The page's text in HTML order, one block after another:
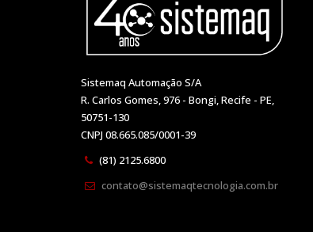
Sistemaq Automação S/A
R. Carlos Gomes, 976 - Bongi, Recife - PE,
50751-130
CNPJ 08.665.085/0001-39
(81) 2125.6800
contato@sistemaqtecnologia.com.br